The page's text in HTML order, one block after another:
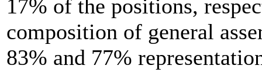
17% of the positions,
composition of general
83% and 77%